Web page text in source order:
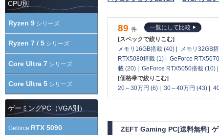
89 件
一覧にして比較
[スペックで絞りこむ]
メモリ16GB搭載 (40) |
メモリ32GB
RTX5080搭載 (1) | GeForce
載 (20) | GeForce RTX5050搭載 (10)
[価格帯で絞りこむ]
20～30万円 (6) | 30～40万円 (43) |
ZEFT Gaming PC[送料無料]
CPU別
Ryzen 9 シリーズ
Ryzen 7 / 5 シリーズ
Core Ultra 7 シリーズ
Core Ultra 5 シリーズ
ゲーミングPC（VGA別）
Geforce RTX 5090